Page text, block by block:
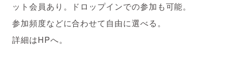
ット会員あり。ドロップインでの参加も可能。
参加頻度などに合わせて自由に選べる。
詳細はHPへ。